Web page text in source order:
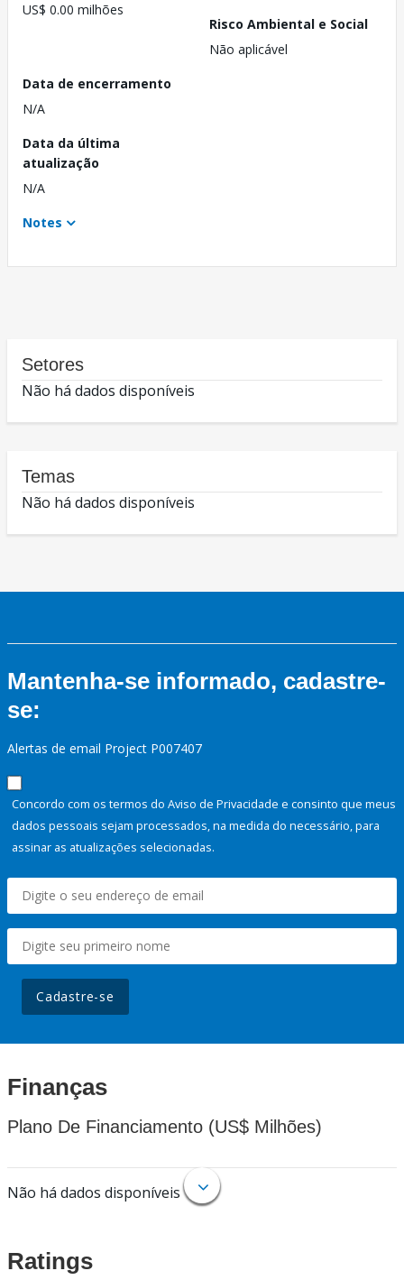
US$ 0.00 milhões
Risco Ambiental e Social
Não aplicável
Data de encerramento
N/A
Data da última
atualização
N/A
Notes
Setores
Não há dados disponíveis
Temas
Não há dados disponíveis
Mantenha-se informado, cadastre-
se:
Alertas de email Project P007407
Concordo com os termos do Aviso de Privacidade e consinto que meus
dados pessoais sejam processados, na medida do necessário, para
assinar as atualizações selecionadas.
Cadastre-se
Finanças
Plano De Financiamento (US$ Milhões)
Não há dados disponíveis
Ratings